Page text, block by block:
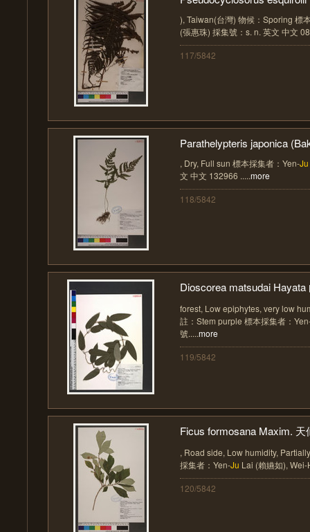
), Taiwan(台灣) 物候：Sporing 標
(張惠珠) 採集號：s. n. 英文 中文
117/5842
Parathelypteris japonica
, Dry, Full sun 標本採集者：Yen-Ju
文 中文 132966 .....more
118/5842
Dioscorea matsudai Hayata
forest, Low epiphytes, very low
註：Stem purple 標本採集者：
號.....more
119/5842
Ficus formosana Maxim. 天
, Road side, Low humidity,
採集者：Yen-Ju Lai (賴嬿如), Wei-
120/5842